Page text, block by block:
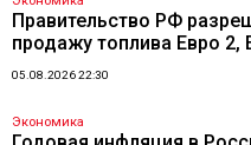
Правительство РФ
продажу топлива Евро 2,
05.08.2026 22:30
Экономика